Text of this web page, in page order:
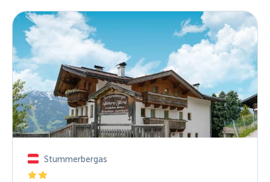
Stummerbergas